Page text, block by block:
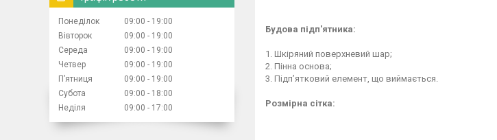
Будова підп'ятника:
1. Шкіряний поверхневий шар;
2. Пінна основа;
3. Підп’ятковий елемент, що виймається.
Розмірна сітка:
Понеділок 09:00
19:00
Вівторок
09:00
19:00
Середа
09:00
19:00
Четвер
09:00
19:00
Пʼятниця
09:00
19:00
Субота
09:00
18:00
Неділя
09:00 17:00